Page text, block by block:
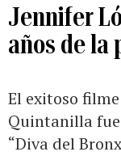
Jennifer
años de la
El exitoso
Quintanilla
“Diva del